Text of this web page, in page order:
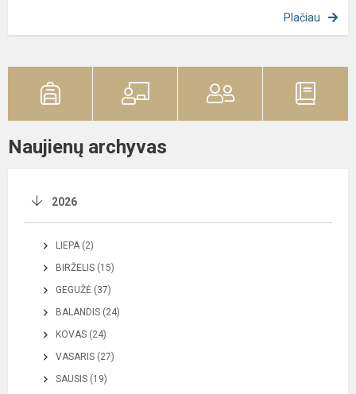
Plačiau
Naujienų archyvas
2026
LIEPA (2)
BIRŽELIS (15)
GEGUŽĖ (37)
BALANDIS (24)
KOVAS (24)
VASARIS (27)
SAUSIS (19)